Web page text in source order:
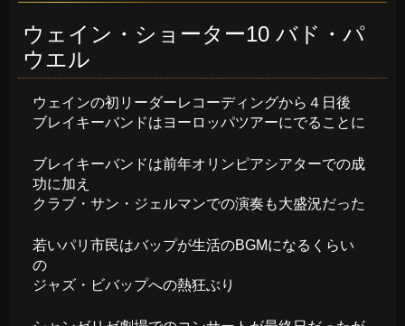
ウェイン・ショーター10 バド・パ
ウエル
ウェインの初リーダーレコーディングから４日後
ブレイキーバンドはヨーロッパツアーにでることに
ブレイキーバンドは前年オリンピアシアターでの成
功に加え
クラブ・サン・ジェルマンでの演奏も大盛況だった
若いパリ市民はバップが生活のBGMになるくらい
の
ジャズ・ビバップへの熱狂ぶり